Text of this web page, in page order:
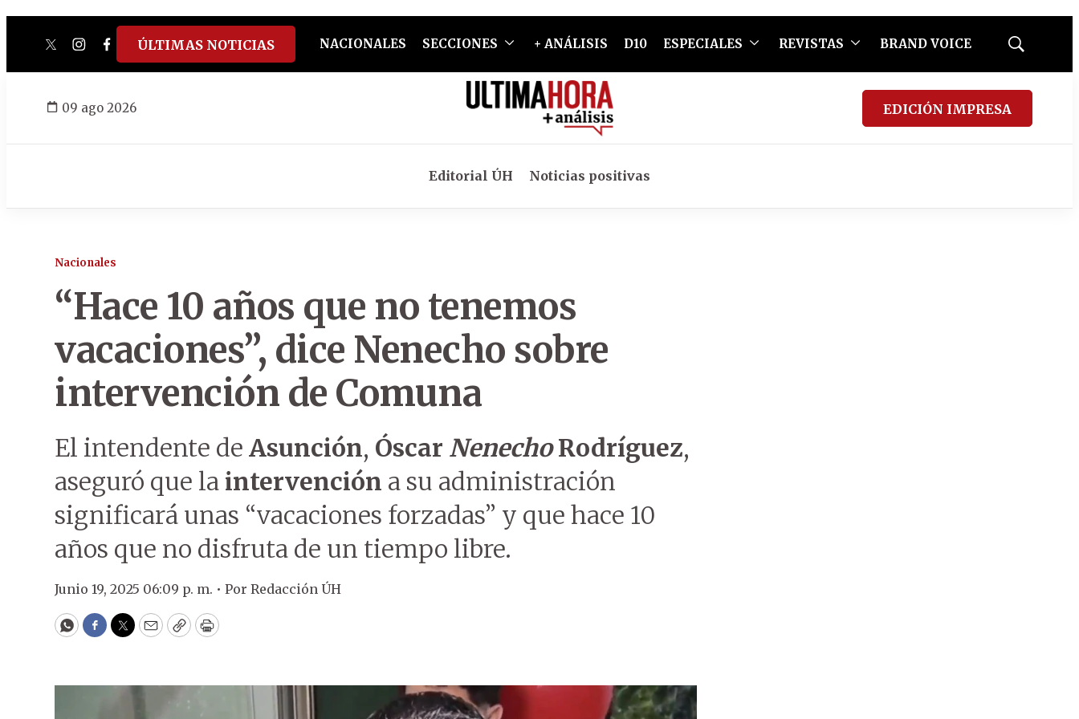
twitterinstagram
facebook
tiktokyoutube
spotify
ÚLTIMAS NOTICIAS NACIONALES SECCIONES + ANÁLISIS D10 ESPECIALES REVISTAS BRAND VOICE
Mostrar
09 ago 2026 EDICIÓN IMPRESA
Editorial ÚH Noticias positivas
Nacionales
“Hace 10 años que no tenemos
vacaciones”, dice Nenecho sobre
intervención de Comuna
El intendente de Asunción, Óscar NenechoRodríguez,
aseguró que la intervención a su administración
significará unas “vacaciones forzadas” y que hace 10
años que no disfruta de un tiempo libre.
Junio 19, 2025 06:09 p. m. • Por Redacción ÚH
WhatsApp
Facebook
Twitter
EmailCopyPrint